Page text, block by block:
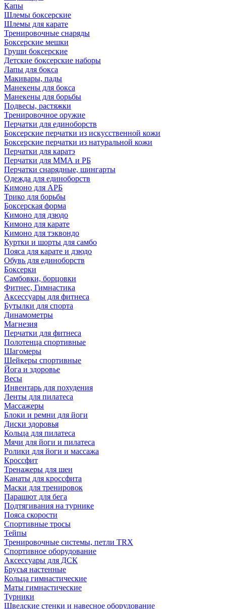
Капы
Шлемы боксерские
Шлемы для карате
Тренировочные снаряды
Боксерские мешки
Груши боксерские
Детские боксерские наборы
Лапы для бокса
Макивары, пады
Манекены для бокса
Манекены для борьбы
Подвесы, растяжки
Тренировочное оружие
Перчатки для единоборств
Боксерские перчатки из искусственной кожи
Боксерские перчатки из натуральной кожи
Перчатки для каратэ
Перчатки для ММА и РБ
Перчатки снарядные, шингарты
Одежда для единоборств
Кимоно для АРБ
Трико для борьбы
Боксерская форма
Кимоно для дзюдо
Кимоно для карате
Кимоно для тэквондо
Куртки и шорты для самбо
Пояса для карате и дзюдо
Обувь для единоборств
Боксерки
Самбовки, борцовки
Фитнес, Гимнастика
Аксессуары для фитнеса
Бутылки для спорта
Динамометры
Магнезия
Перчатки для фитнеса
Полотенца спортивные
Шагомеры
Шейкеры спортивные
Йога и здоровье
Весы
Инвентарь для похудения
Ленты для пилатеса
Массажеры
Блоки и ремни для йоги
Диски здоровья
Кольца для пилатеса
Мячи для йоги и пилатеса
Ролики для йоги и массажа
Кроссфит
Тренажеры для шеи
Канаты для кроссфита
Маски для тренировок
Парашют для бега
Подтягивания на турнике
Пояса скорости
Спортивные тросы
Тейпы
Тренировочные системы, петли TRX
Спортивное оборудование
Аксессуары для ДСК
Брусья настенные
Кольца гимнастические
Маты гимнастические
Турники
Шведские стенки и навесное оборудование